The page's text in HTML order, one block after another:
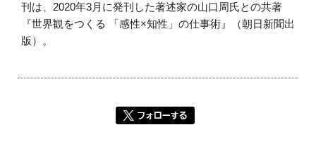
刊は、2020年3月に発刊した著述家の山口周氏との共著
『世界観をつくる 「感性×知性」の仕事術』（朝日新聞出
版）。